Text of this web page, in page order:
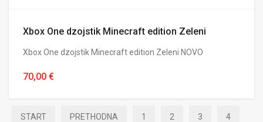
Xbox One dzojstik Minecraft edition Zeleni
Xbox One dzojstik Minecraft edition Zeleni NOVO
70,00 €
START PRETHODNA 1 2 3 4